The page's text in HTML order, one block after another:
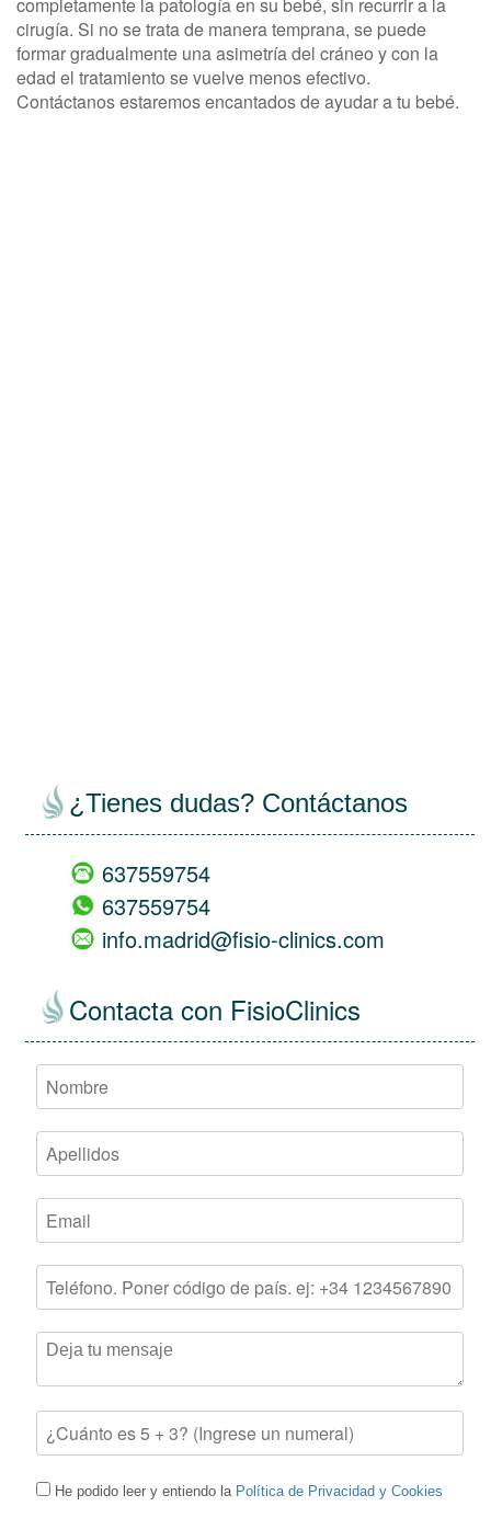
cirugía. Si no se trata de manera temprana, se puede
formar gradualmente una asimetría del cráneo y con la
edad el tratamiento se vuelve menos efectivo.
Contáctanos estaremos encantados de ayudar a tu bebé.
¿Tienes dudas? Contáctanos
637559754
637559754
info.madrid@fisio-clinics.com
Contacta con FisioClinics
He podido leer y entiendo la Política de Privacidad y Cookies